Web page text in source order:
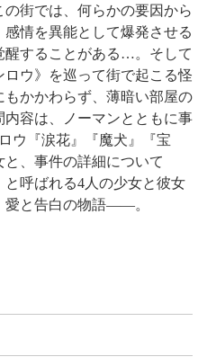
街では、何らかの要因から
情を異能として爆発させる
醒することがある…。そして
ウ》を巡って街で起こる怪
かかわらず、薄暗い部屋の
容は、ノーマンとともに事
ウ『涙花』『魔犬』『宝
、事件の詳細について
呼ばれる4人の少女と彼女
愛と告白の物語――。